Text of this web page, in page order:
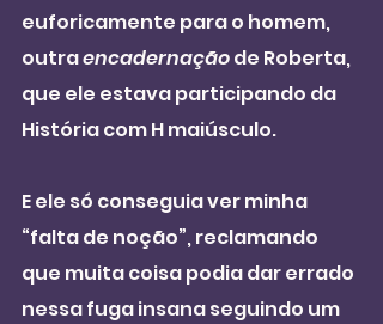
euforicamente para o homem,
outra encadernação de Roberta,
que ele estava participando da
História com H maiúsculo.
E ele só conseguia ver minha
“falta de noção”, reclamando
que muita coisa podia dar errado
nessa fuga insana seguindo um